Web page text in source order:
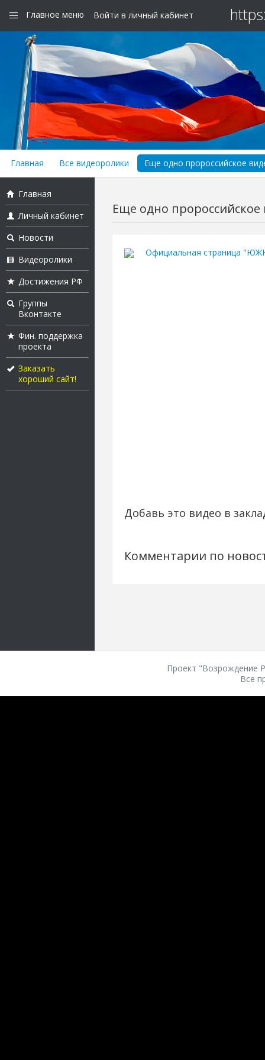
Главное меню Войти в личный кабинет
Главная Все видеоролики Еще одно пророссийское
Главная
Личный кабинет
Новости
Видеоролики
Достижения РФ
Группы
Вконтакте
Фин. поддержка
проекта
Заказать
хороший сайт!
Еще одно пророссийское
Официальная страница
Добавь это видео в
Комментарии по
Проект "Возрождение
Все